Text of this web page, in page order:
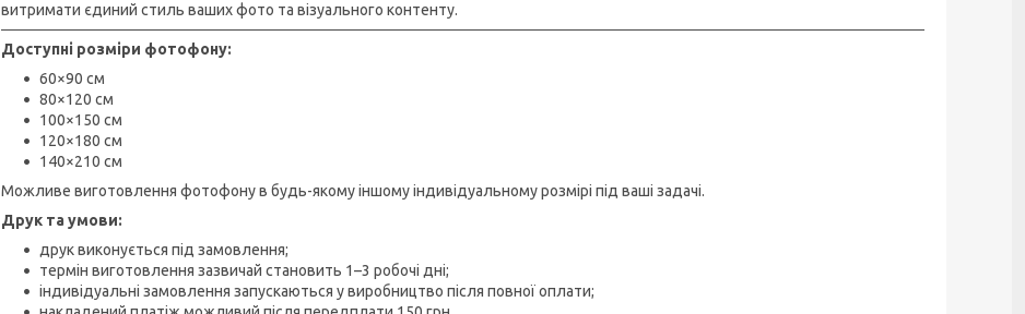
витримати єдиний стиль ваших фото та візуального контенту.
Доступні розміри фотофону:
60×90 см
80×120 см
100×150 см
120×180 см
140×210 см
Можливе виготовлення фотофону в будь-якому іншому індивідуальному розмірі під ваші задачі.
Друк та умови:
друк виконується під замовлення;
термін виготовлення зазвичай становить 1–3 робочі дні;
індивідуальні замовлення запускаються у виробництво після повної оплати;